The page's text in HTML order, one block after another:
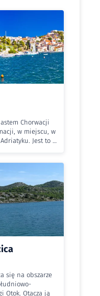
Chorwacji
w miejscu, w
Jest to …
się na obszarze
Otok. Otacza ją